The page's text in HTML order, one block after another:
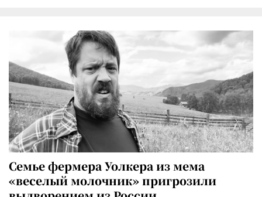
Семье фермера Уолкера из мема
«веселый молочник» пригрозили